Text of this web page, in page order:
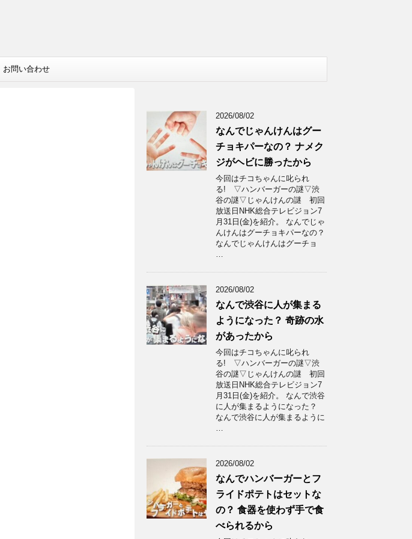
お問い合わせ
2026/08/02
なんでじゃんけんはグー
チョキパーなの？ ナメク
ジがヘビに勝ったから
今回はチコちゃんに叱られ
る! ▽ハンバーガーの謎▽渋
谷の謎▽じゃんけんの謎 初回
放送日NHK総合テレビジョン7
月31日(金)を紹介。 なんでじゃ
んけんはグーチョキパーなの？
なんでじゃんけんはグーチョ
…
2026/08/02
なんで渋谷に人が集まる
ようになった？ 奇跡の水
があったから
今回はチコちゃんに叱られ
る! ▽ハンバーガーの謎▽渋
谷の謎▽じゃんけんの謎 初回
放送日NHK総合テレビジョン7
月31日(金)を紹介。 なんで渋谷
に人が集まるようになった？
なんで渋谷に人が集まるように
…
2026/08/02
なんでハンバーガーとフ
ライドポテトはセットな
の？ 食器を使わず手で食
べられるから